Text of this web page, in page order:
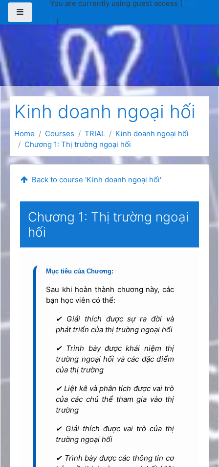
Skip to main contentYou are currently using guest access (
)
Kinh doanh ngoại hối
Home Courses TRIAL
Kinh doanh ngoại hối
Chương 1: Thị trường ngoại hối
Back to course 'Kinh doanh ngoại hối'
Chương 1: Thị trường ngoại
hối
Mục tiêu của Chương:
Sau khi hoàn thành chương này, các
bạn học viên có thể:
✔ Giải thích được sự ra đời và
phát triển của thị trường ngoại hối
✔ Trình bày được khái niệm thị
trường ngoại hối và các đặc điểm
của thị trường
✔ Liệt kê và phân tích được vai trò
của các chủ thể tham gia vào thị
trường
✔ Giải thích được vai trò của thị
trường ngoại hối
✔ Trình bày được các thông tin cơ